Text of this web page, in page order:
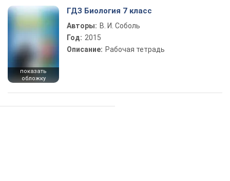
показать
обложку
ГДЗ Биология 7 класс
Авторы: В. И. Соболь
Год: 2015
Описание: Рабочая тетрадь